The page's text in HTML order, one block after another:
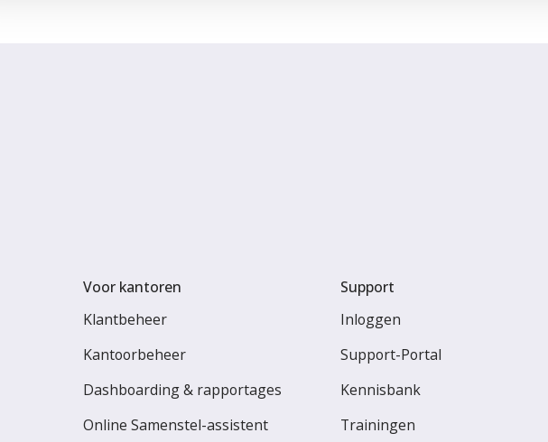
Voor kantoren
Klantbeheer
Kantoorbeheer
Dashboarding & rapportages
Online Samenstel-assistent
Support
Inloggen
Support-Portal
Kennisbank
Trainingen